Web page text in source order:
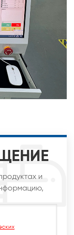
и